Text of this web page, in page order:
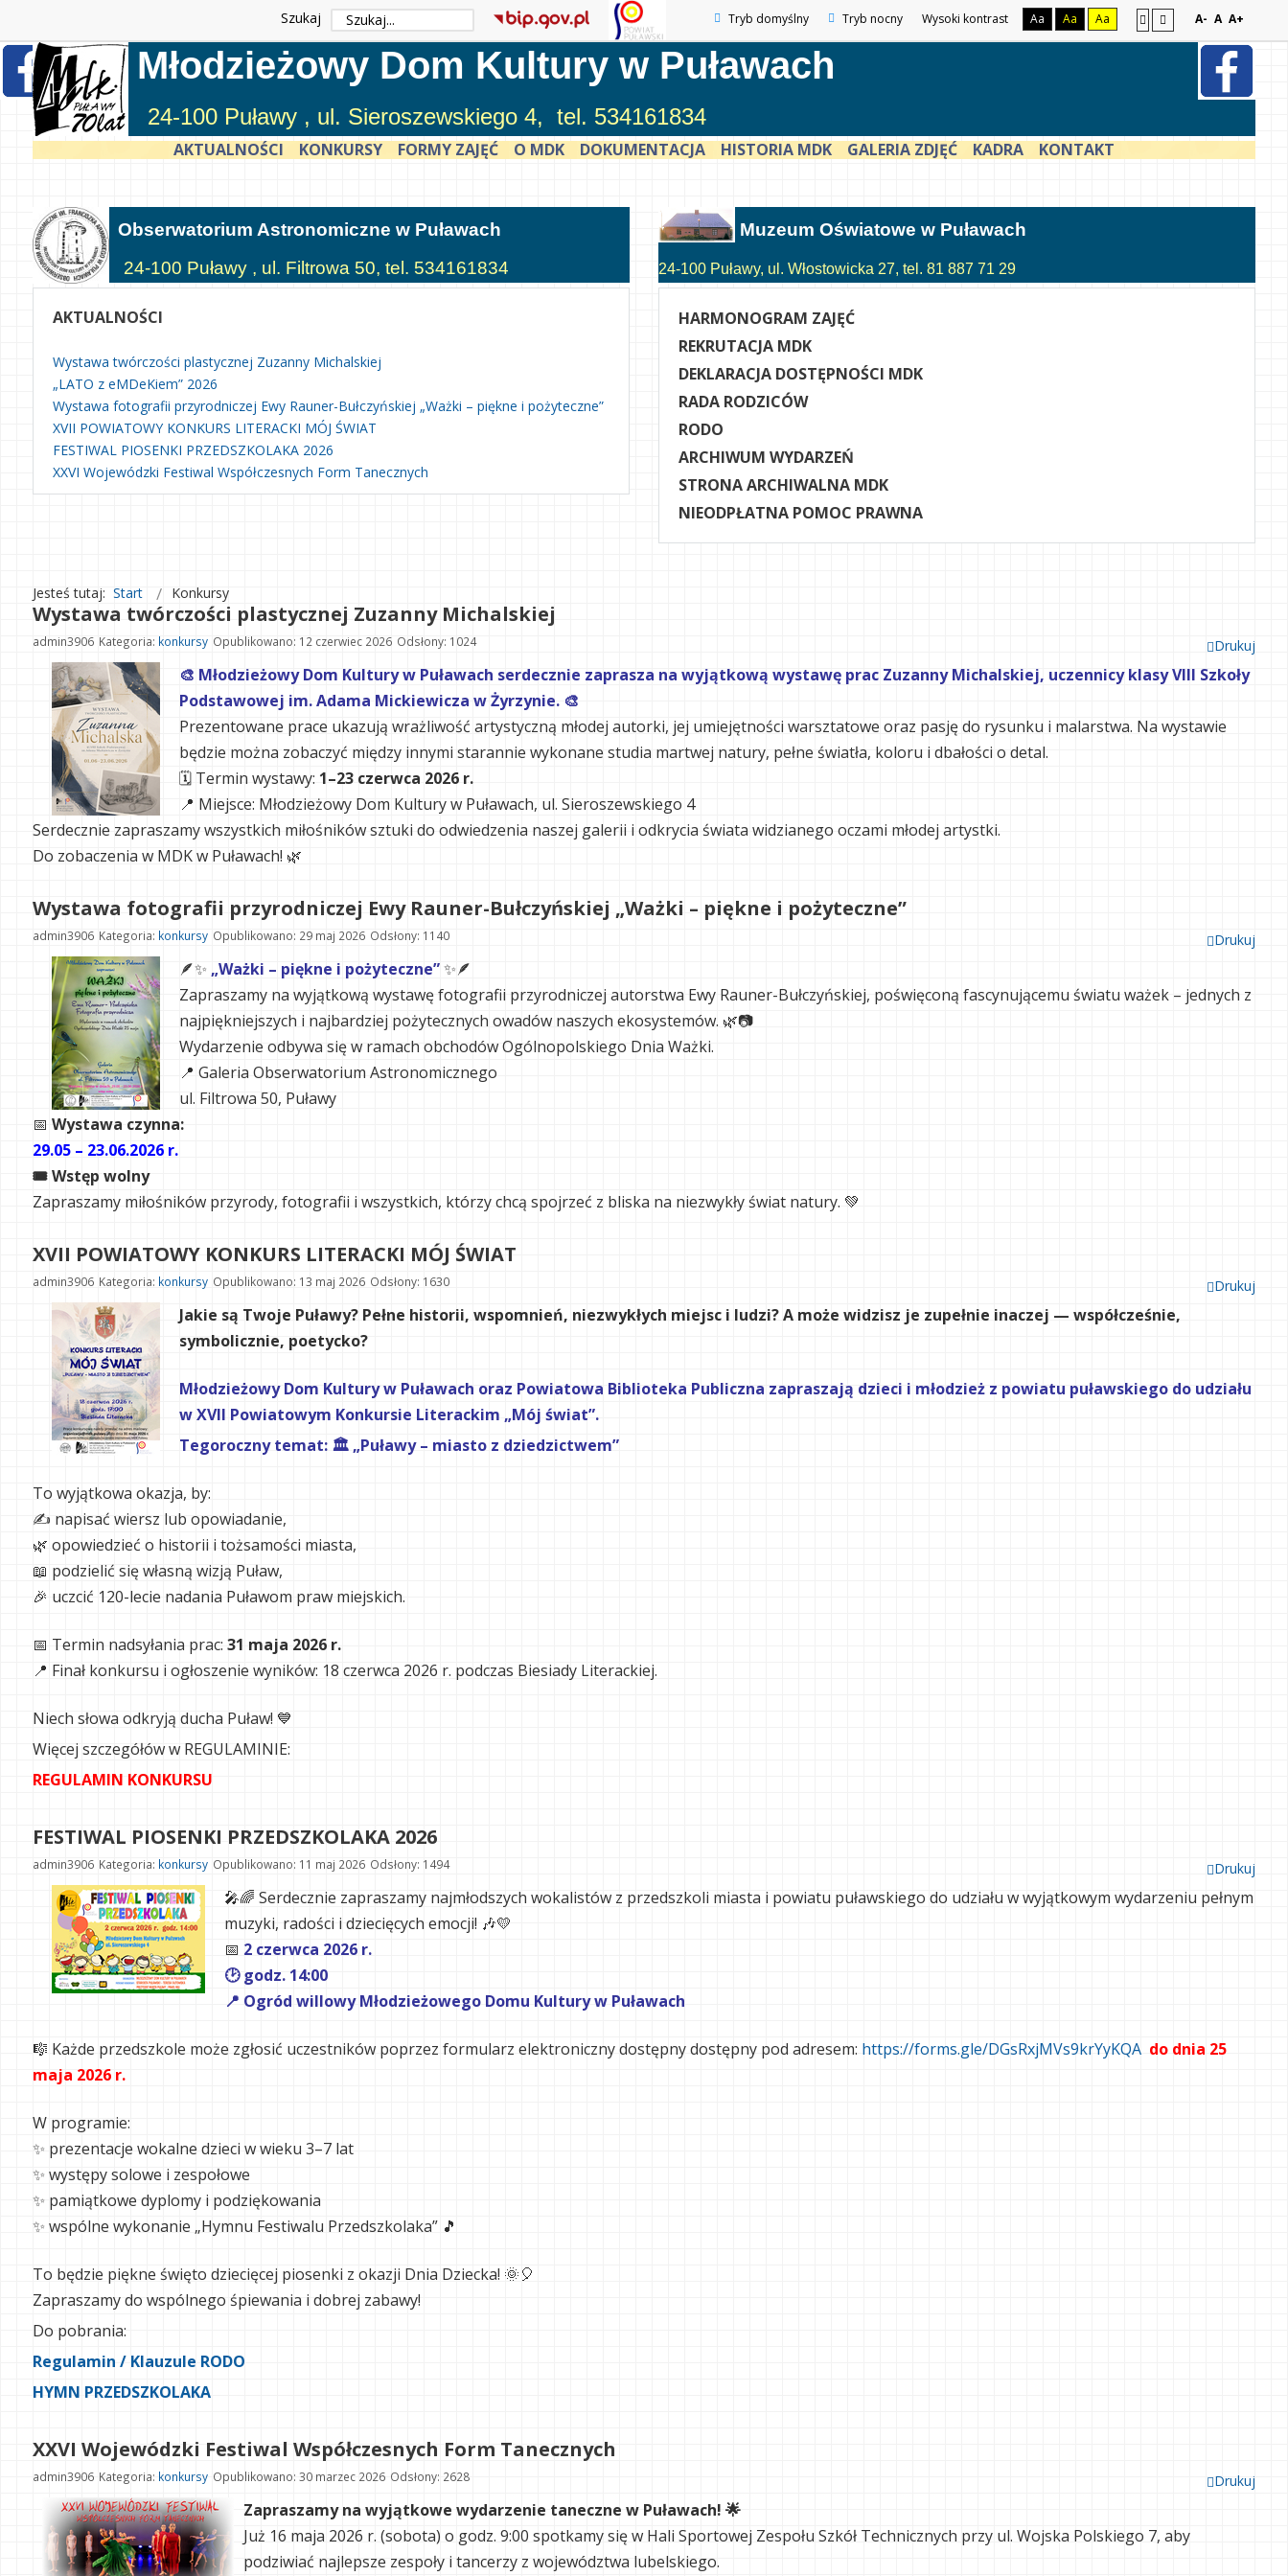
Tryb domyślny Tryb nocny Wysoki kontrast Aa Aa Aa A- A A+
Szukaj
Młodzieżowy Dom Kultury w Puławach
24-100 Puławy , ul. Sieroszewskiego 4, tel. 534161834
AKTUALNOŚCI KONKURSY FORMY ZAJĘĆ O MDK DOKUMENTACJA HISTORIA MDK GALERIA ZDJĘĆ KADRA KONTAKT
Obserwatorium Astronomiczne w Puławach
24-100 Puławy , ul. Filtrowa 50, tel. 534161834
AKTUALNOŚCI
Wystawa twórczości plastycznej Zuzanny Michalskiej
„LATO z eMDeKiem” 2026
Wystawa fotografii przyrodniczej Ewy Rauner-Bułczyńskiej „Ważki – piękne i pożyteczne”
XVII POWIATOWY KONKURS LITERACKI MÓJ ŚWIAT
FESTIWAL PIOSENKI PRZEDSZKOLAKA 2026
XXVI Wojewódzki Festiwal Współczesnych Form Tanecznych
Muzeum Oświatowe w Puławach
24-100 Puławy, ul. Włostowicka 27, tel. 81 887 71 29
HARMONOGRAM ZAJĘĆ
REKRUTACJA MDK
DEKLARACJA DOSTĘPNOŚCI MDK
RADA RODZICÓW
RODO
ARCHIWUM WYDARZEŃ
STRONA ARCHIWALNA MDK
NIEODPŁATNA POMOC PRAWNA
Jesteś tutaj: Start Konkursy
Wystawa twórczości plastycznej Zuzanny Michalskiej
Drukuj
admin3906 Kategoria: konkursy Opublikowano: 12 czerwiec 2026 Odsłony: 1024
🎨 Młodzieżowy Dom Kultury w Puławach serdecznie zaprasza na wyjątkową wystawę prac Zuzanny Michalskiej, uczennicy klasy VIII Szkoły
Podstawowej im. Adama Mickiewicza w Żyrzynie. 🎨
Prezentowane prace ukazują wrażliwość artystyczną młodej autorki, jej umiejętności warsztatowe oraz pasję do rysunku i malarstwa. Na wystawie
będzie można zobaczyć między innymi starannie wykonane studia martwej natury, pełne światła, koloru i dbałości o detal.
🗓 Termin wystawy: 1–23 czerwca 2026 r.
📍 Miejsce: Młodzieżowy Dom Kultury w Puławach, ul. Sieroszewskiego 4
Serdecznie zapraszamy wszystkich miłośników sztuki do odwiedzenia naszej galerii i odkrycia świata widzianego oczami młodej artystki.
Do zobaczenia w MDK w Puławach! 🌿
Wystawa fotografii przyrodniczej Ewy Rauner-Bułczyńskiej „Ważki – piękne i pożyteczne”
Drukuj
admin3906 Kategoria: konkursy Opublikowano: 29 maj 2026 Odsłony: 1140
🪶✨ „Ważki – piękne i pożyteczne” ✨🪶
Zapraszamy na wyjątkową wystawę fotografii przyrodniczej autorstwa Ewy Rauner-Bułczyńskiej, poświęconą fascynującemu światu ważek – jednych z
najpiękniejszych i najbardziej pożytecznych owadów naszych ekosystemów. 🌿📷
Wydarzenie odbywa się w ramach obchodów Ogólnopolskiego Dnia Ważki.
📍 Galeria Obserwatorium Astronomicznego
ul. Filtrowa 50, Puławy
📅 Wystawa czynna:
29.05 – 23.06.2026 r.
🎟 Wstęp wolny
Zapraszamy miłośników przyrody, fotografii i wszystkich, którzy chcą spojrzeć z bliska na niezwykły świat natury. 💚
XVII POWIATOWY KONKURS LITERACKI MÓJ ŚWIAT
Drukuj
admin3906 Kategoria: konkursy Opublikowano: 13 maj 2026 Odsłony: 1630
Jakie są Twoje Puławy? Pełne historii, wspomnień, niezwykłych miejsc i ludzi? A może widzisz je zupełnie inaczej — współcześnie,
symbolicznie, poetycko?
Młodzieżowy Dom Kultury w Puławach oraz Powiatowa Biblioteka Publiczna zapraszają dzieci i młodzież z powiatu puławskiego do udziału
w XVII Powiatowym Konkursie Literackim „Mój świat”.
Tegoroczny temat: 🏛️ „Puławy – miasto z dziedzictwem”
To wyjątkowa okazja, by:
✍️ napisać wiersz lub opowiadanie,
🌿 opowiedzieć o historii i tożsamości miasta,
📖 podzielić się własną wizją Puław,
🎉 uczcić 120-lecie nadania Puławom praw miejskich.
📅 Termin nadsyłania prac: 31 maja 2026 r.
📍 Finał konkursu i ogłoszenie wyników: 18 czerwca 2026 r. podczas Biesiady Literackiej.
Niech słowa odkryją ducha Puław! 💙
Więcej szczegółów w REGULAMINIE:
REGULAMIN KONKURSU
FESTIWAL PIOSENKI PRZEDSZKOLAKA 2026
Drukuj
admin3906 Kategoria: konkursy Opublikowano: 11 maj 2026 Odsłony: 1494
🎤🌈 Serdecznie zapraszamy najmłodszych wokalistów z przedszkoli miasta i powiatu puławskiego do udziału w wyjątkowym wydarzeniu pełnym
muzyki, radości i dziecięcych emocji! 🎶💛
📅 2 czerwca 2026 r.
🕑 godz. 14:00
📍 Ogród willowy Młodzieżowego Domu Kultury w Puławach
🎼 Każde przedszkole może zgłosić uczestników poprzez formularz elektroniczny dostępny dostępny pod adresem: https://forms.gle/DGsRxjMVs9krYyKQA do dnia 25
maja 2026 r.
W programie:
✨ prezentacje wokalne dzieci w wieku 3–7 lat
✨ występy solowe i zespołowe
✨ pamiątkowe dyplomy i podziękowania
✨ wspólne wykonanie „Hymnu Festiwalu Przedszkolaka” 🎵
To będzie piękne święto dziecięcej piosenki z okazji Dnia Dziecka! 🌞🎈
Zapraszamy do wspólnego śpiewania i dobrej zabawy!
Do pobrania:
Regulamin / Klauzule RODO
HYMN PRZEDSZKOLAKA
XXVI Wojewódzki Festiwal Współczesnych Form Tanecznych
Drukuj
admin3906 Kategoria: konkursy Opublikowano: 30 marzec 2026 Odsłony: 2628
Zapraszamy na wyjątkowe wydarzenie taneczne w Puławach! 🌟
Już 16 maja 2026 r. (sobota) o godz. 9:00 spotkamy się w Hali Sportowej Zespołu Szkół Technicznych przy ul. Wojska Polskiego 7, aby
podziwiać najlepsze zespoły i tancerzy z województwa lubelskiego.